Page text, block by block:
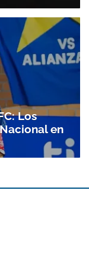
Los
en